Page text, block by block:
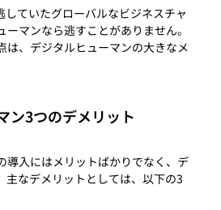
していたグローバルなビジネスチャ
ーマンなら逃すことがありません。
は、デジタルヒューマンの大きなメ
ン3つのデメリット
導入にはメリットばかりでなく、デ
主なデメリットとしては、以下の3